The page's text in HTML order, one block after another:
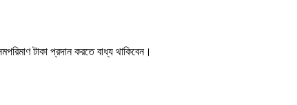
টাকা প্রদান করতে বাধ্য থাকিবেন।